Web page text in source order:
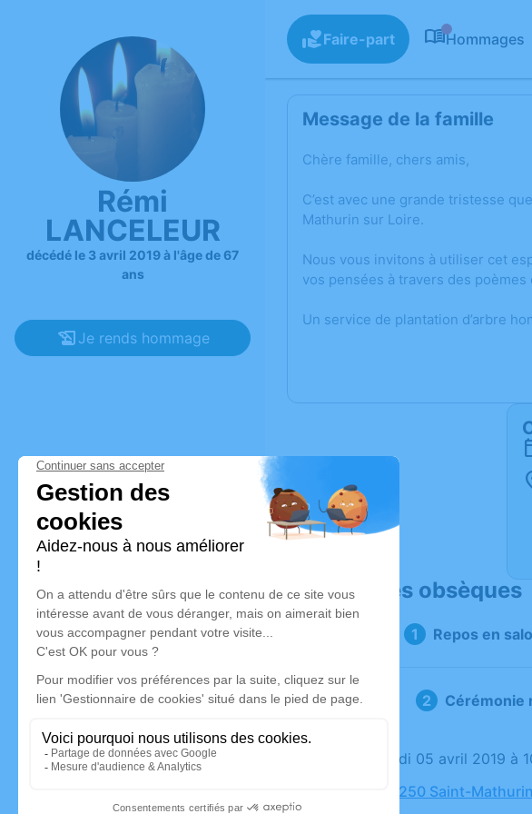
Rémi
LANCELEUR
décédé le 3 avril 2019 à l'âge de 67
ans
Je rends hommage
Faire-part Hommages
Message de la famille
Chère famille, chers amis,
C’est avec une grande tristesse
Mathurin sur Loire.
Nous vous invitons à utiliser cet
vos pensées à travers des
Un service de plantation d’arbre
Déroulé des obsèques
Repos en
Cérémonie
Le vendredi 05 avril 2019 à
Église, 49250 Saint-